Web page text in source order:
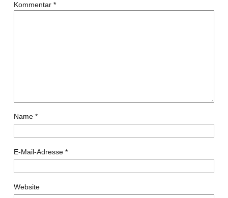
Kommentar *
Name *
E-Mail-Adresse *
Website